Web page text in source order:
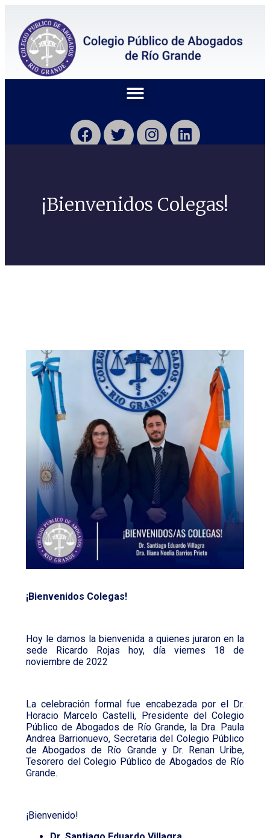
¡Bienvenidos Colegas!
¡Bienvenidos Colegas!
Hoy le damos la bienvenida a quienes juraron en la
sede Ricardo Rojas hoy, día viernes 18 de
noviembre de 2022
La celebración formal fue encabezada por el Dr.
Horacio Marcelo Castelli, Presidente del Colegio
Público de Abogados de Río Grande, la Dra. Paula
Andrea Barrionuevo, Secretaria del Colegio Público
de Abogados de Río Grande y Dr. Renan Uribe,
Tesorero del Colegio Público de Abogados de Río
Grande.
¡Bienvenido!